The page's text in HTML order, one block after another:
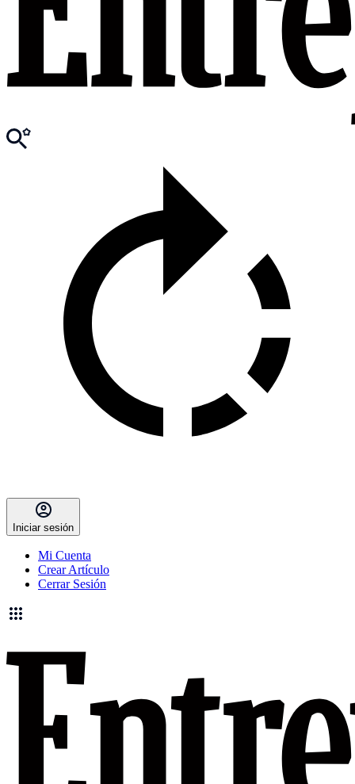
Iniciar sesión
Mi Cuenta
Crear Artículo
Cerrar Sesión